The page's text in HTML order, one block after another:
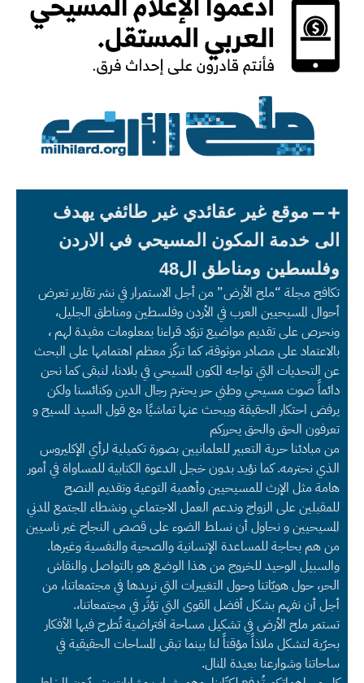
موقع غير عقائدي غير طائفي يهدف
الى خدمة المكون المسيحي في الاردن
وفلسطين ومناطق ال48
تكافح مجلة “ملح الأرض” من أجل الاستمرار في نشر تقارير تعرض
أحوال المسيحيين العرب في الأردن وفلسطين ومناطق الجليل،
ونحرص على تقديم مواضيع تزوّد قراءنا بمعلومات مفيدة لهم ،
بالاعتماد على مصادر موثوقة، كما تركّز معظم اهتمامها على البحث
عن التحديات التي تواجه المكون المسيحي في بلادنا، لنبقى كما نحن
دائماً صوت مسيحي وطني حر يحترم رجال الدين وكنائسنا ولكن
يرفض احتكار الحقيقة ويبحث عنها تماشيًا مع قول السيد المسيح و
تعرفون الحق والحق يحرركم
من مبادئنا حرية التعبير للعلمانيين بصورة تكميلية لرأي الإكليروس
الذي نحترمه. كما نؤيد بدون خجل الدعوة الكتابية للمساواة في أمور
هامة مثل الإرث للمسيحيين وأهمية التوعية وتقديم النصح
للمقبلين على الزواج وندعم العمل الاجتماعي ونشطاء المجتمع المدني
المسيحيين و نحاول أن نسلط الضوء على قصص النجاح غير ناسيين
من هم بحاجة للمساعدة الإنسانية والصحية والنفسية وغيرها.
والسبيل الوحيد للخروج من هذا الوضع هو بالتواصل والنقاش
الحر، حول هويّاتنا وحول التغييرات التي نريدها في مجتمعاتنا، من
أجل أن نفهم بشكل أفضل القوى التي تؤثّر في مجتمعاتنا،.
تستمر ملح الأرض في تشكيل مساحة افتراضية تُطرح فيها الأفكار
بحرّية لتشكل ملاذاً مؤقتاً لنا بينما تبقى المساحات الحقيقية في
ساحاتنا وشوارعنا بعيدة المنال.